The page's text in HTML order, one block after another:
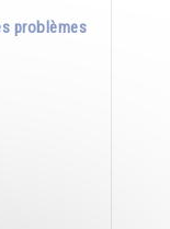
problèmes